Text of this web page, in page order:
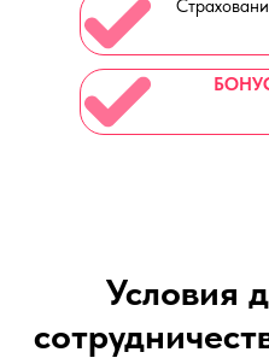
Условия